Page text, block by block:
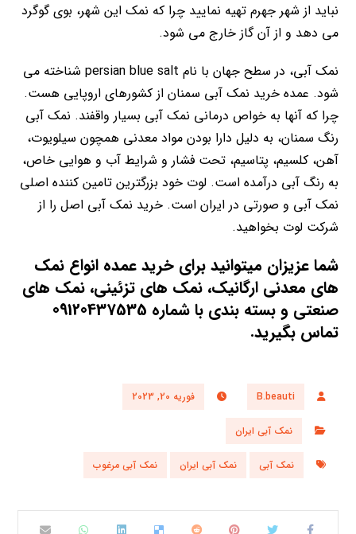
نباید از شهر جهرم تهیه نمایید چرا که نمک این شهر، بوی گوگرد
می دهد و از آن گاز خارج می شود.
نمک آبی، در سطح جهان با نام persian blue salt شناخته می
شود. عمده خرید نمک آبی سمنان از کشورهای اروپایی هست.
چرا که آنها به خواص درمانی نمک آبی بسیار واقفند. نمک آبی
رنگ سمنان، به دلیل دارا بودن مواد معدنی همچون سیلویوت،
آهن، کلسیم، پتاسیم، تحت فشار و شرایط آب و هوایی خاص،
به رنگ آبی در‌آمده است. لوت خود بزرگترین تامین کننده اصلی
نمک آبی و صورتی در ایران است. خرید نمک آبی اصل را از
شرکت لوت بخواهید.
شما عزیزان میتوانید برای خرید عمده انواعنمک
های معدنی ارگانیک،نمک های تزئینی،نمک های
صنعتی وبسته بندی
با شماره 09120437535
تماس بگیرید.
B.beauti فوریه 20, 2023
نمک آبی ایران
نمک آبی نمک آبی ایران نمک آبی مرغوب